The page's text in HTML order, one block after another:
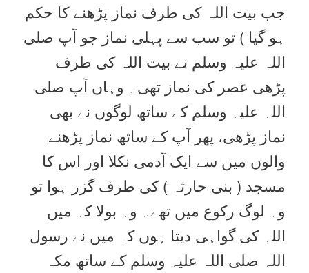
جب بیت اللہ کی طرف نماز پڑھنے کا حکم
ہو گیا ) تو سب سے پہلی نماز جو آپ صلی
اللہ علیہ وسلم نے بیت اللہ کی طرف
پڑھی عصر کی نماز تھی۔ وہاں آپ صلی
اللہ علیہ وسلم کے ساتھ لوگوں نے بھی
نماز پڑھی، پھر آپ کے ساتھ نماز پڑھنے
والوں میں سے ایک آدمی نکلا اور اس کا
مسجد ( بنی حارثہ ) کی طرف گزر ہوا تو
وہ لوگ رکوع میں تھے۔ وہ بولا کہ میں
اللہ کی گواہی دیتا ہوں کہ میں نے رسول
اللہ صلی اللہ علیہ وسلم کے ساتھ مکہ